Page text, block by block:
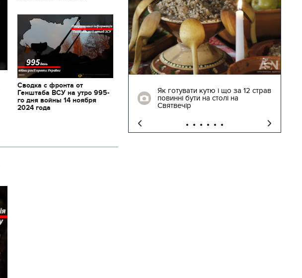
Сводка с фронта от
Генштаба ВСУ на утро 995-
го дня войны 14 ноября
2024 года
11.10.2017 | 16:22
Часи Русі: як виглядають
декорації до фільму "Сторожова
застава"
Як готувати кутю і що за 12 страв
повинні бути на столі на
Святвечір